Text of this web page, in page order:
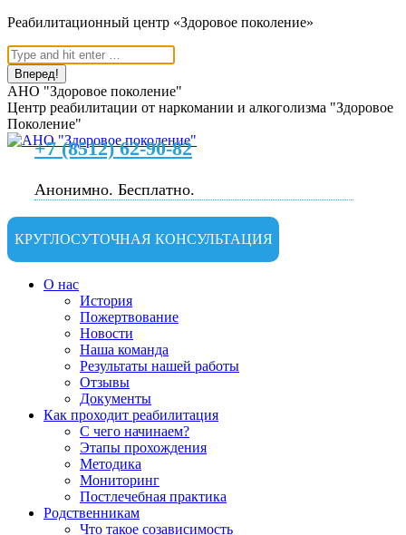
Перейти
содержанию
Реабилитационный центр «Здоровое поколение»
Поиск:
АНО "Здоровое поколение"
Центр реабилитации от наркомании и алкоголизма "Здоровое
Поколение"
+7 (8512) 62-90-82
Анонимно. Бесплатно.
КРУГЛОСУТОЧНАЯ КОНСУЛЬТАЦИЯ
О нас
История
Пожертвование
Новости
Наша команда
Результаты нашей работы
Отзывы
Документы
Как проходит реабилитация
С чего начинаем?
Этапы прохождения
Методика
Мониторинг
Постлечебная практика
Родственникам
Что такое созависимость